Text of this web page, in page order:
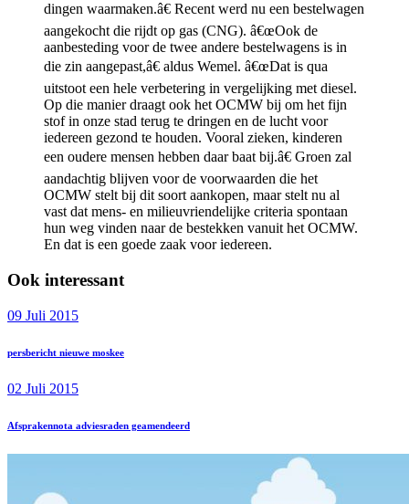
dingen waarmaken.â€ Recent werd nu een bestelwagen
aangekocht die rijdt op gas (CNG). â€œOok de
aanbesteding voor de twee andere bestelwagens is in
die zin aangepast,â€ aldus Wemel. â€œDat is qua
uitstoot een hele verbetering in vergelijking met diesel.
Op die manier draagt ook het OCMW bij om het fijn
stof in onze stad terug te dringen en de lucht voor
iedereen gezond te houden. Vooral zieken, kinderen
een oudere mensen hebben daar baat bij.â€ Groen zal
aandachtig blijven voor de voorwaarden die het
OCMW stelt bij dit soort aankopen, maar stelt nu al
vast dat mens- en milieuvriendelijke criteria spontaan
hun weg vinden naar de bestekken vanuit het OCMW.
En dat is een goede zaak voor iedereen.
Ook interessant
09 Juli 2015
persbericht nieuwe moskee
02 Juli 2015
Afsprakennota adviesraden geamendeerd